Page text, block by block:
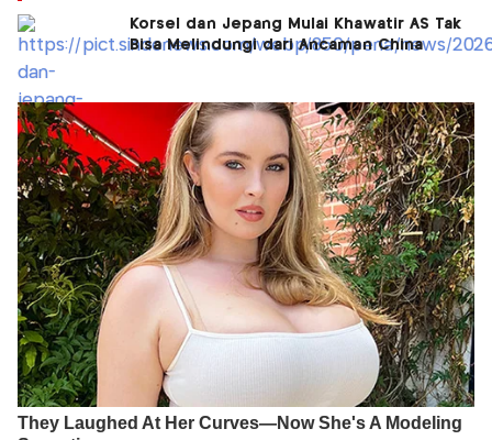
Korsel dan Jepang Mulai Khawatir AS Tak
Bisa Melindungi dari Ancaman China